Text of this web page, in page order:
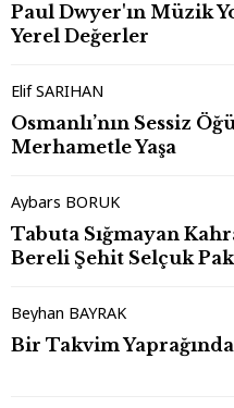
Paul Dwyer'ın Müzik
Yerel Değerler
Elif SARIHAN
Osmanlı’nın Sessiz
Merhametle Yaşa
Aybars BORUK
Tabuta Sığmayan
Bereli Şehit Selçuk
Beyhan BAYRAK
Bir Takvim